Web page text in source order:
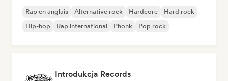
Rap en anglais Alternative rock Hardcore
Hard rock
Hip-hop
Rap international Phonk Pop rock
Introdukcja Records